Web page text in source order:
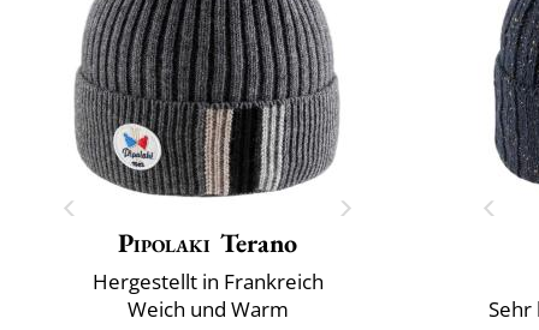
Pipolaki Terano
Hergestellt in Frankreich
Weich und Warm